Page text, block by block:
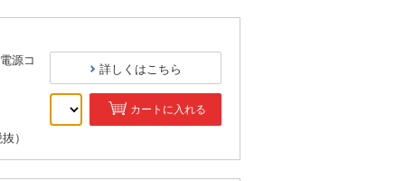
源コ
）
詳しくはこちら
カートに入れる